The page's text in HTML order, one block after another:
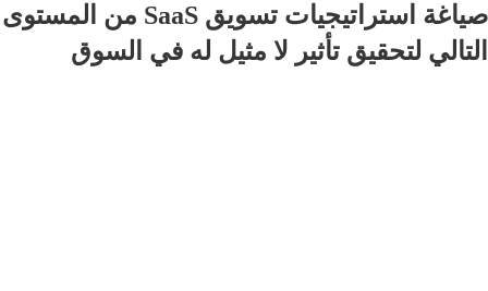
صياغة استراتيجيات تسويق SaaS من المستوى
التالي لتحقيق تأثير لا مثيل له في السوق